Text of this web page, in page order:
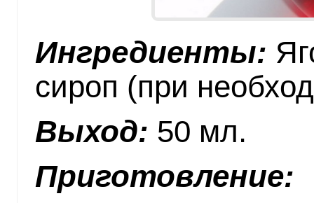
Ингредиенты:
сироп (при
Выход: 50 мл.
Приготовление: